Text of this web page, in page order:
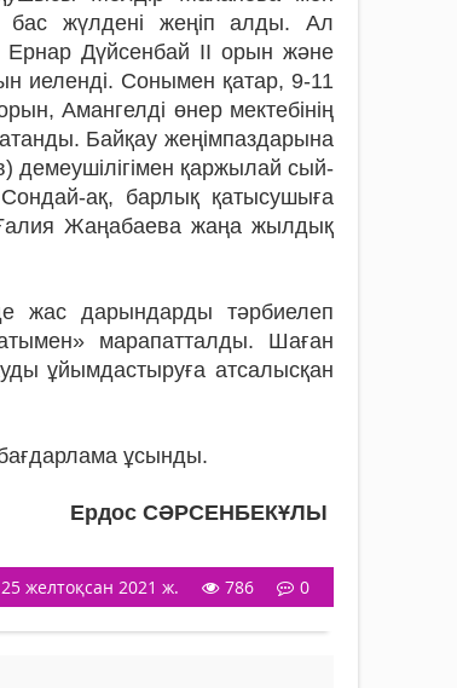
бас жүлдені жеңіп алды. Ал
Дүйсенбай ІІ орын және
иеленді. Сонымен қатар, 9-11
Амангелді өнер мектебінің
Байқау жеңімпаздарына
қаржылай сый­
ақ, бар­лық қатысушыға
Жаңабаева жаңа жылдық
жас дарындарды тәрбиелеп
марапатталды. Шаған
ұйымдастыруға атса­лысқан
ұсынды.
Ердос СӘРСЕНБЕКҰЛЫ
25 желтоқсан 2021 ж. 786 0